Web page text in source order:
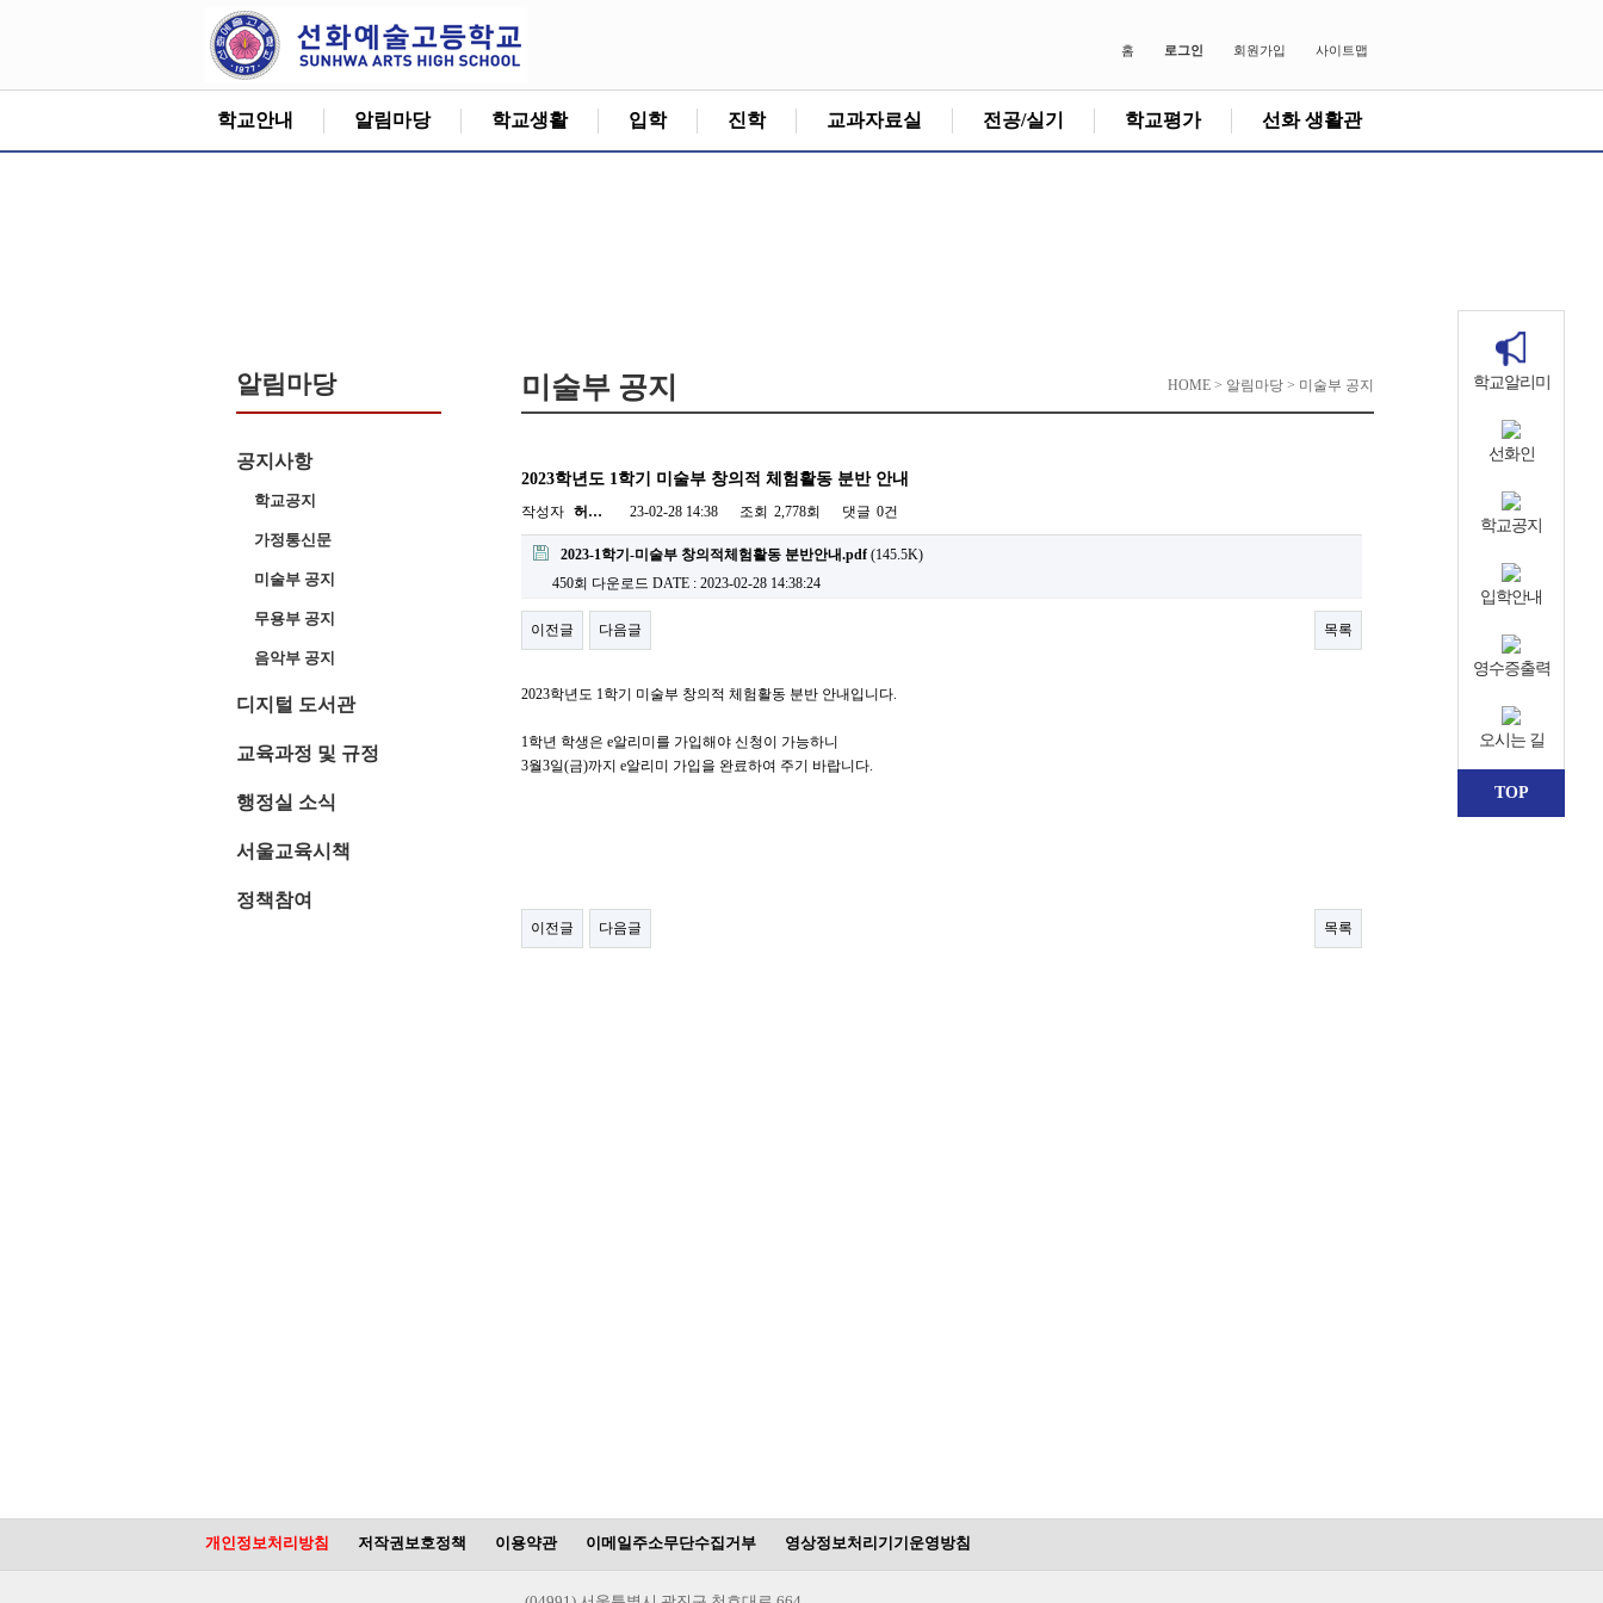
홈 로그인 회원가입 사이트맵
학교안내 알림마당 학교생활 입학 진학 교과자료실 전공/실기 학교평가 선화 생활관
알림마당
공지사항
학교공지
가정통신문
미술부 공지
무용부 공지
음악부 공지
디지털 도서관
교육과정 및 규정
행정실 소식
서울교육시책
정책참여
미술부 공지 HOME > 알림마당 > 미술부 공지
2023학년도 1학기 미술부 창의적 체험활동 분반 안내
작성자 허… 23-02-28 14:38 조회 2,778회 댓글 0건
2023-1학기-미술부 창의적체험활동 분반안내.pdf(145.5K)
450회 다운로드 DATE : 2023-02-28 14:38:24
이전글 다음글 목록
2023학년도 1학기 미술부 창의적 체험활동 분반 안내입니다.
1학년 학생은 e알리미를 가입해야 신청이 가능하니
3월3일(금)까지 e알리미 가입을 완료하여 주기 바랍니다.
이전글 다음글 목록
개인정보처리방침 저작권보호정책 이용약관 이메일주소무단수집거부 영상정보처리기기운영방침
학교알리미
선화인
학교공지
입학안내
영수증출력
오시는 길
TOP